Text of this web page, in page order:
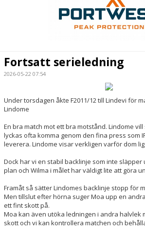
TRUPPEN
DOKUMENT
KONTAKT
Fortsatt serieledning
2026-05-22 07:54
Under torsdagen åkte F2011/12 till Lindevi för
Lindome
En bra match mot ett bra motstånd. Lindome
lyckas ofta komma genom den fina press som
leverera. Lindome visar verkligen varför dom
Dock har vi en stabil backlinje som inte släpper
plan och Wilma i målet har väldigt lite att göra
Framåt så sätter Lindomes backlinje stopp för
Men tillslut efter hörna suger Moa upp en
ett fint skott på.
Moa kan även utöka ledningen i andra halvlek
skott och vi kan kontrollera matchen och